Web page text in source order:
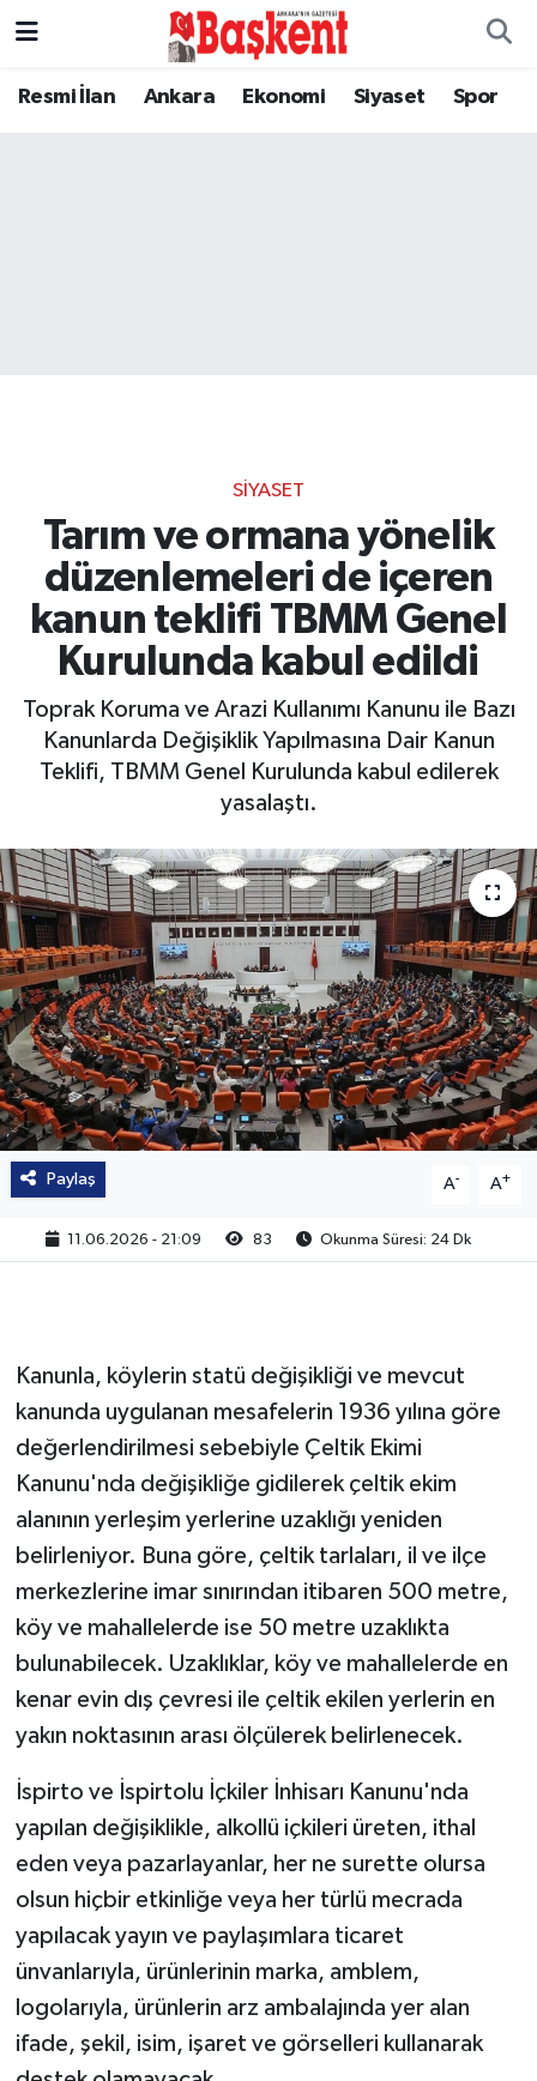
Resmi İlan Ankara Ekonomi Siyaset Spor
SIYASET
Tarım ve ormana yönelik
düzenlemeleri de içeren
kanun teklifi TBMM Genel
Kurulunda kabul edildi
Toprak Koruma ve Arazi Kullanımı Kanunu ile Bazı
Kanunlarda Değişiklik Yapılmasına Dair Kanun
Teklifi, TBMM Genel Kurulunda kabul edilerek
yasalaştı.
Paylaş A- A+
11.06.2026 - 21:09 83 Okunma Süresi: 24 Dk
Kanunla, köylerin statü değişikliği ve mevcut
kanunda uygulanan mesafelerin 1936 yılına göre
değerlendirilmesi sebebiyle Çeltik Ekimi
Kanunu'nda değişikliğe gidilerek çeltik ekim
alanının yerleşim yerlerine uzaklığı yeniden
belirleniyor. Buna göre, çeltik tarlaları, il ve ilçe
merkezlerine imar sınırından itibaren 500 metre,
köy ve mahallelerde ise 50 metre uzaklıkta
bulunabilecek. Uzaklıklar, köy ve mahallelerde en
kenar evin dış çevresi ile çeltik ekilen yerlerin en
yakın noktasının arası ölçülerek belirlenecek.
İspirto ve İspirtolu İçkiler İnhisarı Kanunu'nda
yapılan değişiklikle, alkollü içkileri üreten, ithal
eden veya pazarlayanlar, her ne surette olursa
olsun hiçbir etkinliğe veya her türlü mecrada
yapılacak yayın ve paylaşımlara ticaret
ünvanlarıyla, ürünlerinin marka, amblem,
logolarıyla, ürünlerin arz ambalajında yer alan
ifade, şekil, isim, işaret ve görselleri kullanarak